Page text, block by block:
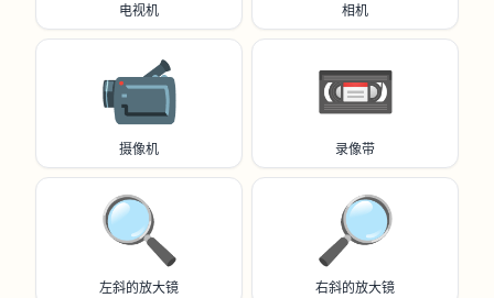
电视机 相机
📹️
摄像机
📼
录像带
🔍️
左斜的放大镜
🔎
右斜的放大镜